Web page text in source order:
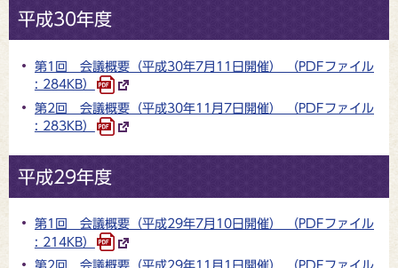
平成30年度
第1回 会議概要（平成30年7月11日開催） （PDFファイル
: 284KB）
第2回 会議概要（平成30年11月7日開催） （PDFファイル
: 283KB）
平成29年度
第1回 会議概要（平成29年7月10日開催） （PDFファイル
: 214KB）
第2回 会議概要（平成29年11月1日開催） （PDFファイル